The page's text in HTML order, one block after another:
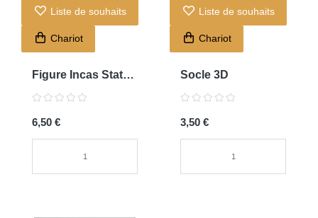
Liste de souhaits
Chariot
Figure Incas Statue
205
6,50 €
Liste de souhaits
Chariot
Socle 3D
3,50 €